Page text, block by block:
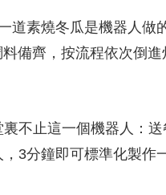
素燒冬瓜是機器人做
備齊，按流程依次倒進
不止這一個機器人：送
3分鐘即可標準化製作